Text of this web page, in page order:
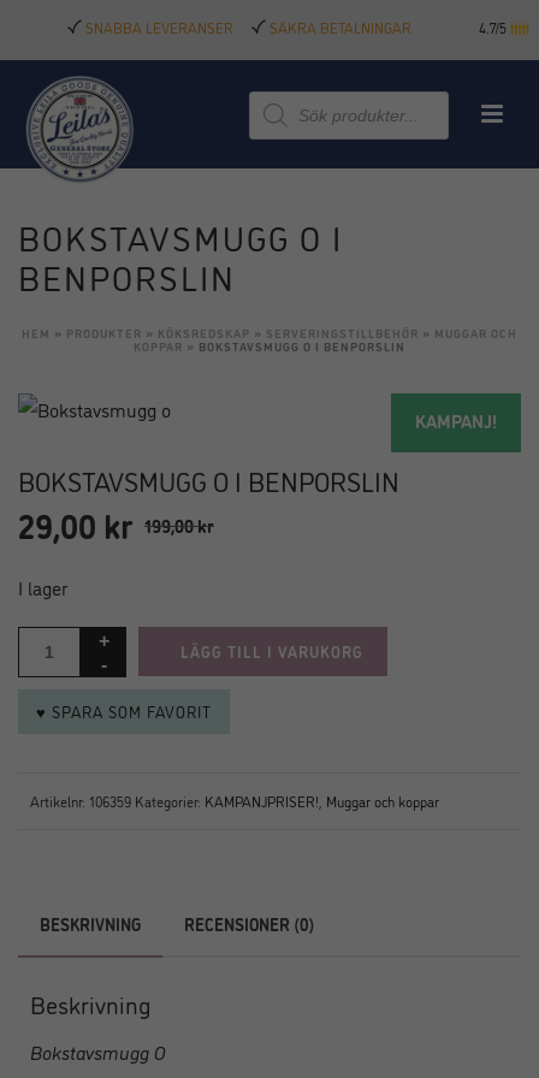
SNABBA LEVERANSER SÄKRA BETALNINGAR 4.7/5
Produktsökning
BOKSTAVSMUGG O I
BENPORSLIN
HEM » PRODUKTER » KÖKSREDSKAP » SERVERINGSTILLBEHÖR » MUGGAR OCH
KOPPAR » BOKSTAVSMUGG O I BENPORSLIN
KAMPANJ!
BOKSTAVSMUGG O I BENPORSLIN
199,00kr
Det
priset
199,00 kr.
29,00 krDet
29,00 kr.
I lager
LÄGG TILL I VARUKORG
♥ SPARA SOM FAVORIT
Artikelnr: 106359 Kategorier: KAMPANJPRISER! Muggar och koppar
BESKRIVNING RECENSIONER (0)
Beskrivning
Bokstavsmugg O